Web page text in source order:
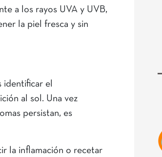
a los rayos UVA y UVB,
la piel fresca y sin
identificar el
al sol. Una vez
persistan, es
la inflamación o recetar